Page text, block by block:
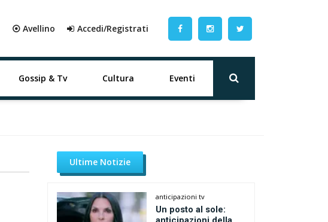
⦿ Avellino Accedi/Registrati
Gossip & Tv Cultura Eventi
Ultime Notizie
anticipazioni tv
Un posto al sole: